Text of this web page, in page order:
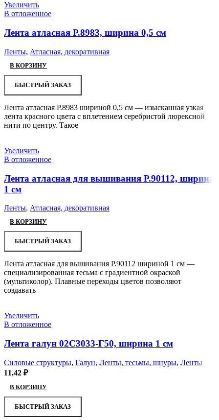
Увеличить
В отложенное
Лента атласная Р.8983, ширина 0,5 см
Ленты, Атласная, декоративная
В КОРЗИНУ
БЫСТРЫЙ ЗАКАЗ
Лента атласная Р.8983 шириной 0,5 см — изысканная узкая
лента красного цвета с вплетением серебристой люрексной
нити по центру. Такое
Увеличить
В отложенное
Лента атласная для вышивания Р.90112, ширина
1 см
Ленты, Атласная, декоративная
В КОРЗИНУ
БЫСТРЫЙ ЗАКАЗ
Лента атласная для вышивания Р.90112 шириной 1 см —
специализированная тесьма с градиентной окраской
(мультиколор). Плавные переходы цветов позволяют
создавать
Увеличить
В отложенное
Лента галун 02С3033-Г50, ширина 1 см
Силовые структуры, Галун, Ленты, тесьмы, шнуры, Ленты
11,42 ₽
В КОРЗИНУ
БЫСТРЫЙ ЗАКАЗ